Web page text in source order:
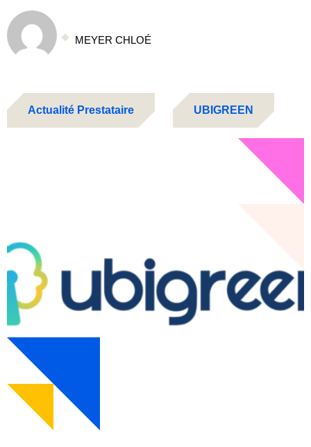
MEYER CHLOÉ